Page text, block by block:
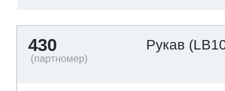
430 Рукав